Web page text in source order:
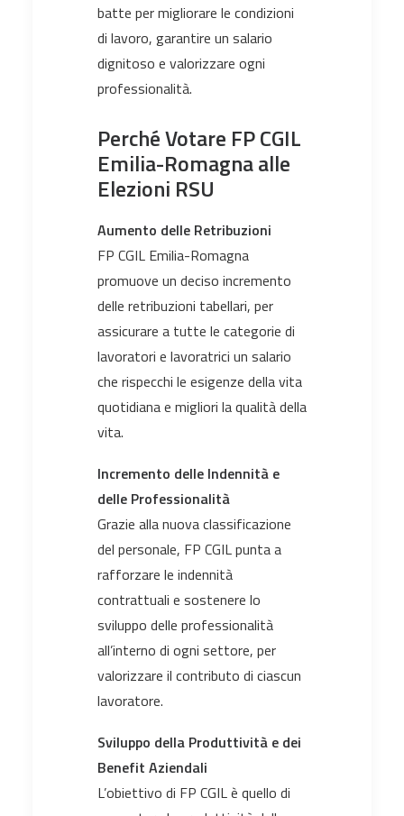
batte per migliorare le condizioni
di lavoro, garantire un salario
dignitoso e valorizzare ogni
professionalità.
Perché Votare FP CGIL
Emilia-Romagna alle
Elezioni RSU
Aumento delle Retribuzioni
FP CGIL Emilia-Romagna
promuove un deciso incremento
delle retribuzioni tabellari, per
assicurare a tutte le categorie di
lavoratori e lavoratrici un salario
che rispecchi le esigenze della vita
quotidiana e migliori la qualità della
vita.
Incremento delle Indennità e
delle Professionalità
Grazie alla nuova classificazione
del personale, FP CGIL punta a
rafforzare le indennità
contrattuali e sostenere lo
sviluppo delle professionalità
all’interno di ogni settore, per
valorizzare il contributo di ciascun
lavoratore.
Sviluppo della Produttività e dei
Benefit Aziendali
L’obiettivo di FP CGIL è quello di